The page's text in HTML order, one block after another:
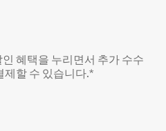
혜택을 누리면서 추가 수수
제할 수 있습니다.*